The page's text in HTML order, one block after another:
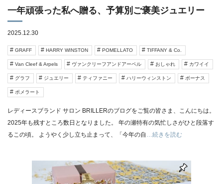
一年頑張った私へ贈る、予算別ご褒美ジュエリー
2025.12.30
GRAFF HARRY WINSTON POMELLATO TIFFANY & Co.
Van Cleef & Arpels ヴァンクリーフアンドアーペル おしゃれ カワイイ
グラフ ジュエリー ティファニー ハリーウィンストン ボーナス
ポメラート
レディースブランド サロン BRILLERのブログをご覧の皆さま、こんにちは。
2025年も残すところ数日となりました。 年の瀬特有の気忙しさがひと段落す
るこの頃。 ようやく少し立ち止まって、「今年の自
…続きを読む